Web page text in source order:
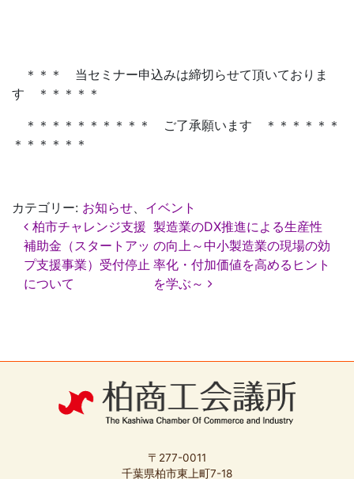
＊＊＊ 当セミナー申込みは締切らせて頂いておりま
す ＊＊＊＊＊
＊＊＊＊＊＊＊＊＊＊ ご了承願います ＊＊＊＊＊＊
＊＊＊＊＊＊
カテゴリー: お知らせ、 イベント
投
稿
ナ
ビ
ゲ
柏市チャレンジ支援
補助金（スタートアッ
プ支援事業）受付停止
について
製造業のDX推進による生産性
の向上～中小製造業の現場の効
率化・付加価値を高めるヒント
を学ぶ～
〒277-0011
千葉県柏市東上町7-18